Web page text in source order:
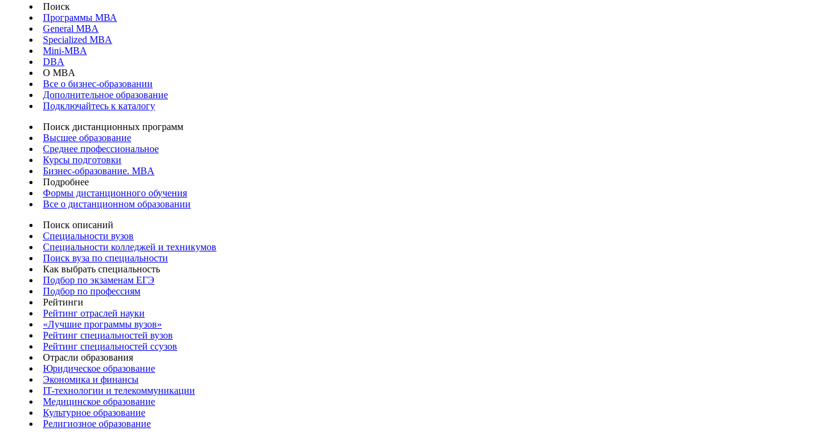
Поиск
Программы МВА
General MBA
Specialized MBA
Mini-MBA
DBA
О MBA
Все о бизнес-образовании
Дополнительное образование
Подключайтесь к каталогу
Поиск дистанционных программ
Высшее образование
Среднее профессиональное
Курсы подготовки
Бизнес-образование. MBA
Подробнее
Формы дистанционного обучения
Все о дистанционном образовании
Поиск описаний
Специальности вузов
Специальности колледжей и техникумов
Поиск вуза по специальности
Как выбрать специальность
Подбор по экзаменам ЕГЭ
Подбор по профессиям
Рейтинги
Рейтинг отраслей науки
«Лучшие программы вузов»
Рейтинг специальностей вузов
Рейтинг специальностей ссузов
Отрасли образования
Юридическое образование
Экономика и финансы
IT-технологии и телекоммуникации
Медицинское образование
Культурное образование
Религиозное образование